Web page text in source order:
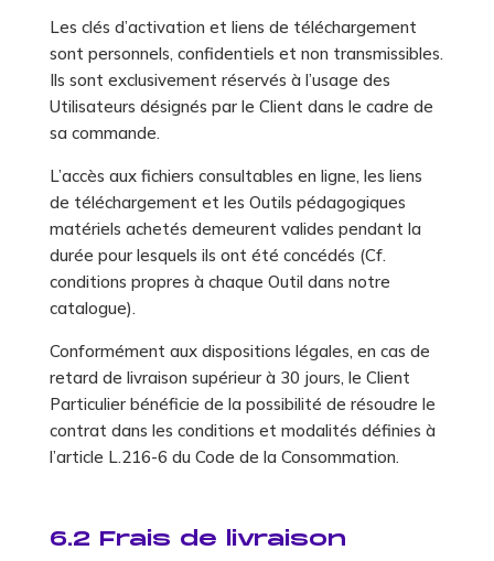
Les clés d’activation et liens de téléchargement
sont personnels, confidentiels et non transmissibles.
Ils sont exclusivement réservés à l’usage des
Utilisateurs désignés par le Client dans le cadre de
sa commande.
L’accès aux fichiers consultables en ligne, les liens
de téléchargement et les Outils pédagogiques
matériels achetés demeurent valides pendant la
durée pour lesquels ils ont été concédés (Cf.
conditions propres à chaque Outil dans notre
catalogue).
Conformément aux dispositions légales, en cas de
retard de livraison supérieur à 30 jours, le Client
Particulier bénéficie de la possibilité de résoudre le
contrat dans les conditions et modalités définies à
l’article L.216-6 du Code de la Consommation.
6.2 Frais de livraison